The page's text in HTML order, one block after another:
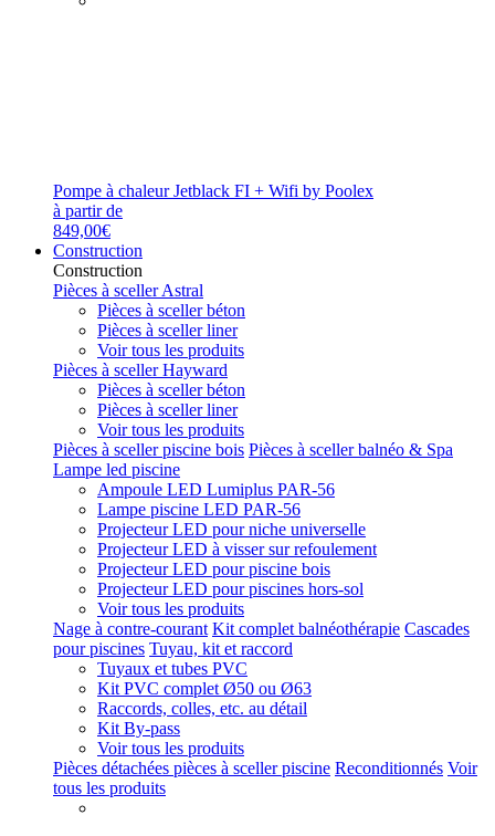
Pompe à chaleur Jetblack FI + Wifi by Poolex
à partir de
849,00€
Construction
Construction
Pièces à sceller Astral
Pièces à sceller béton
Pièces à sceller liner
Voir tous les produits
Pièces à sceller Hayward
Pièces à sceller béton
Pièces à sceller liner
Voir tous les produits
Pièces à sceller piscine bois Pièces à sceller balnéo & Spa
Lampe led piscine
Ampoule LED Lumiplus PAR-56
Lampe piscine LED PAR-56
Projecteur LED pour niche universelle
Projecteur LED à visser sur refoulement
Projecteur LED pour piscine bois
Projecteur LED pour piscines hors-sol
Voir tous les produits
Nage à contre-courant Kit complet balnéothérapie Cascades
pour piscines Tuyau, kit et raccord
Tuyaux et tubes PVC
Kit PVC complet Ø50 ou Ø63
Raccords, colles, etc. au détail
Kit By-pass
Voir tous les produits
Pièces détachées pièces à sceller piscine Reconditionnés Voir
tous les produits